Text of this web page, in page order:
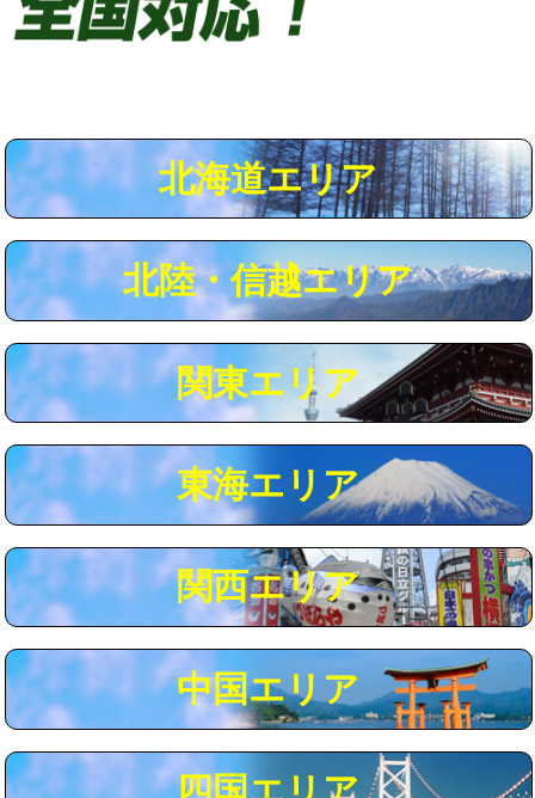
用/3ｍまで)
給水管工事※（ライニング鋼管・銅
管・ポリ管・HT管使用/3ｍまで)
44,000円
給水管工事※（ライニング鋼管・銅
+8,800円
マス交換（土の掘削・埋め戻し作業） 11,000円~
マス交換（深さ50㎝以上） 66,000円
コンクリート斫り（厚さ10㎝まで） 27,500円
コンクリート斫り（厚さ10㎝超え） 38,500円
モルタル補修（厚さ10㎝まで） 27,500円
モルタル補修（厚さ10㎝超え） 38,500円
追加人工 16,500円
現場見積
※給水管工事は20mmまでの価格です。
北海道エリア
北陸・信越エリア
関東エリア
東海エリア
関西エリア
中国エリア